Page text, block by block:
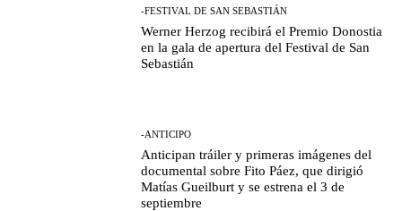
-FESTIVAL DE SAN SEBASTIÁN
Werner Herzog recibirá el Premio Donostia
en la gala de apertura del Festival de San
Sebastián
-ANTICIPO
Anticipan tráiler y primeras imágenes del
documental sobre Fito Páez, que dirigió
Matías Gueilburt y se estrena el 3 de
septiembre